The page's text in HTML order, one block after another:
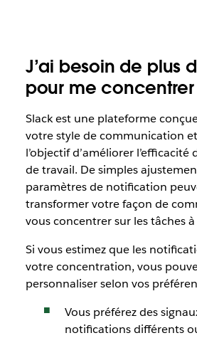
J’ai besoin de plus
pour me concentrer
Slack est une plateforme
votre style de communication
l’objectif d’améliorer
de travail. De simples
paramètres de notification
transformer votre façon de
vous concentrer sur les tâches
Si vous estimez que les
votre concentration, vous
personnaliser selon vos
Vous préférez des
notifications différents